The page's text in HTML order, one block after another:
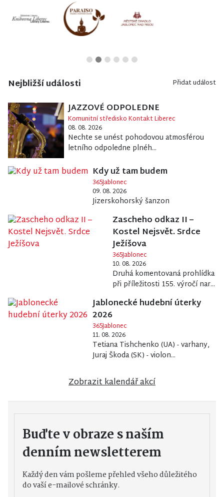
Nejbližší události Přidat událost
JAZZOVÉ ODPOLEDNE
Komunitní středisko Kontakt Liberec
08. 08. 2026
Nechte se unést pohodovou atmosférou
letního odpoledne plnéh...
Kdy už tam budem
365Jablonec
09. 08. 2026
Jizerskohorský šanzon
Zascheho odkaz II –
Kostel Nejsvět. Srdce
Ježíšova
365Jablonec
10. 08. 2026
Druhá komentovaná prohlídka
při příležitosti 155. výročí nar...
Jablonecké hudební úterky
2026
365Jablonec
11. 08. 2026
Tetiana Tishchenko (UA) - varhany,
Juraj Škoda (SK) - violon...
Zobrazit kalendář akcí
Buďte v obraze s naším
denním newsletterem
Každý den vám pošleme přehled všeho důležitého
do vaší e-mailové schránky.